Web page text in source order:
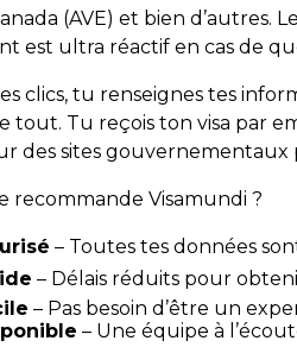
(AVE) et bien
est ultra réactif en cas de
clics, tu renseignes tes
tout. Tu reçois ton visa par
des sites gouvernementaux
recommande Visamundi ?
– Toutes tes données
– Délais réduits pour
– Pas besoin d’être un
– Une équipe à